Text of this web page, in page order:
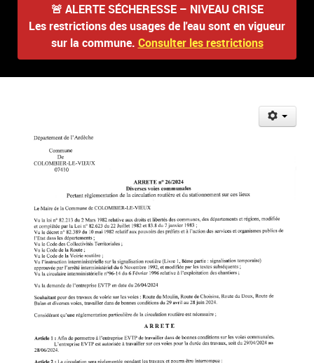
🚨 ALERTE SÉCHERESSE – NIVEAU CRISE
Les restrictions des usages de l'eau sont en vigueur
sur la commune. Consulter les restrictions